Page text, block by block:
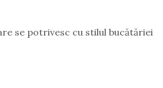
se potrivesc cu stilul bucătăriei